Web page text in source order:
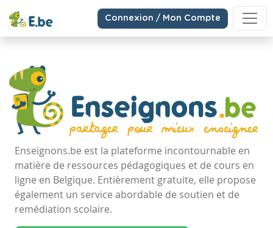
Connexion / Mon Compte
Enseignons.be est la plateforme incontournable en
matière de ressources pédagogiques et de cours en
ligne en Belgique. Entièrement gratuite, elle propose
également un service abordable de soutien et de
remédiation scolaire.